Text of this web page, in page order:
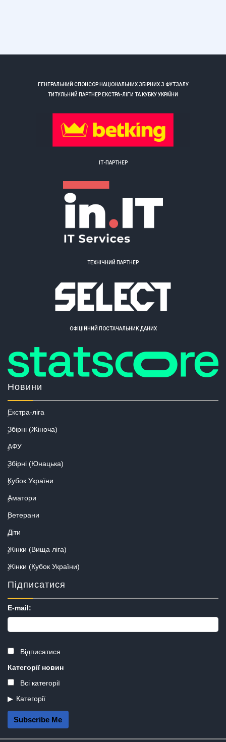
ГЕНЕРАЛЬНИЙ СПОНСОР НАЦІОНАЛЬНИХ ЗБІРНИХ З ФУТЗАЛУ
ТИТУЛЬНИЙ ПАРТНЕР ЕКСТРА-ЛІГИ ТА КУБКУ УКРАЇНИ
ІТ-ПАРТНЕР
ТЕХНІЧНИЙ ПАРТНЕР
ОФІЦІЙНИЙ ПОСТАЧАЛЬНИК ДАНИХ
Новини
Екстра-ліга
Збірні (Жіноча)
АФУ
Збірні (Юнацька)
Кубок України
Аматори
Ветерани
Діти
Жінки (Вища ліга)
Жінки (Кубок України)
Підписатися
E-mail:
Відписатися
Категорії новин
Всі категорії
Категорії
Subscribe Me